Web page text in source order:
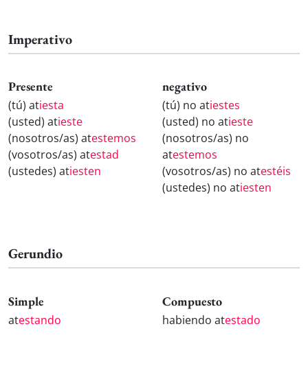
Imperativo
Presente
(tú) atiesta
(usted) atieste
(nosotros/as) atestemos
(vosotros/as) atestad
(ustedes) atiesten
negativo
(tú) no atiestes
(usted) no atieste
(nosotros/as) no
atestemos
(vosotros/as) no atestéis
(ustedes) no atiesten
Gerundio
Simple
atestando
Compuesto
habiendo atestado